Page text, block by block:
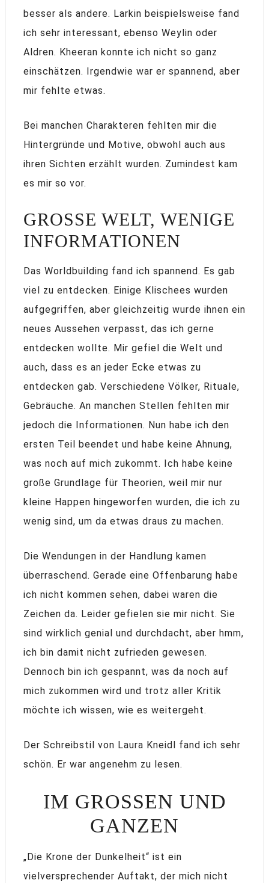
besser als andere. Larkin beispielsweise fand
ich sehr interessant, ebenso Weylin oder
Aldren. Kheeran konnte ich nicht so ganz
einschätzen. Irgendwie war er spannend, aber
mir fehlte etwas.
Bei manchen Charakteren fehlten mir die
Hintergründe und Motive, obwohl auch aus
ihren Sichten erzählt wurden. Zumindest kam
es mir so vor.
GROSSE WELT, WENIGE I
NFORMATIONEN
Das Worldbuilding fand ich spannend. Es gab
viel zu entdecken. Einige Klischees wurden
aufgegriffen, aber gleichzeitig wurde ihnen ein
neues Aussehen verpasst, das ich gerne
entdecken wollte. Mir gefiel die Welt und
auch, dass es an jeder Ecke etwas zu
entdecken gab. Verschiedene Völker, Rituale,
Gebräuche. An manchen Stellen fehlten mir
jedoch die Informationen. Nun habe ich den
ersten Teil beendet und habe keine Ahnung,
was noch auf mich zukommt. Ich habe keine
große Grundlage für Theorien, weil mir nur
kleine Happen hingeworfen wurden, die ich zu
wenig sind, um da etwas draus zu machen.
Die Wendungen in der Handlung kamen
überraschend. Gerade eine Offenbarung habe
ich nicht kommen sehen, dabei waren die
Zeichen da. Leider gefielen sie mir nicht. Sie
sind wirklich genial und durchdacht, aber hmm,
ich bin damit nicht zufrieden gewesen.
Dennoch bin ich gespannt, was da noch auf
mich zukommen wird und trotz aller Kritik
möchte ich wissen, wie es weitergeht.
Der Schreibstil von Laura Kneidl fand ich sehr
schön. Er war angenehm zu lesen.
IM GROSSEN UND G
ANZEN
„Die Krone der Dunkelheit“ ist ein
vielversprechender Auftakt, der mich nicht